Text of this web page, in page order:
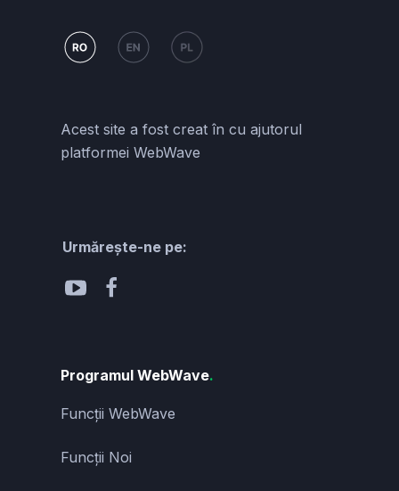
Funcții WebWave
Funcții Noi
Programul WebWave.
Urmărește-ne pe:
Acest site a fost creat în cu ajutorul
platformei WebWave